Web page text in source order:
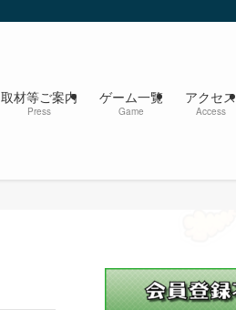
取材等ご案内
Press
ゲーム一覧
Game
アクセス
Access